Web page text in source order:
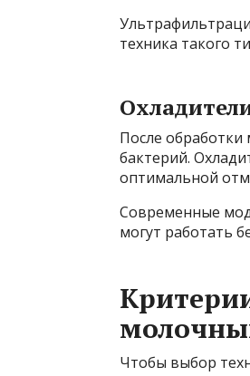
техника такого
После
бактерий.
оптимальной
Современные
могут работать
Чтобы выбор